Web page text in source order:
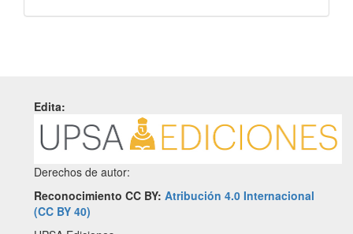
Edita:
Derechos de autor:
Reconocimiento CC BY: Atribución 4.0 Internacional
(CC BY 40)